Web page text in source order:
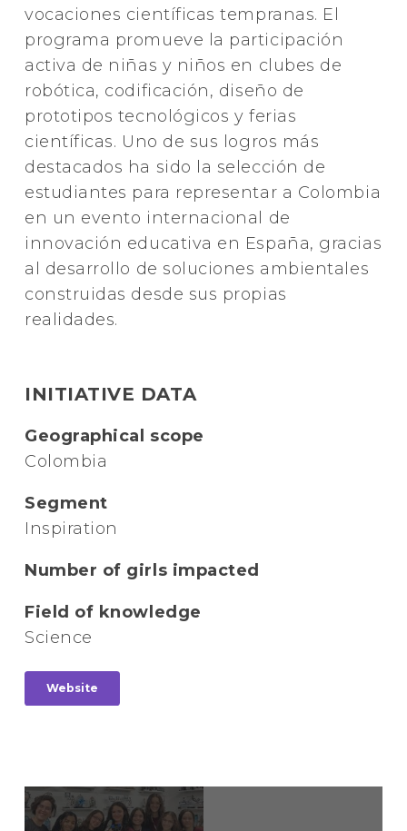
vocaciones científicas tempranas. El
programa promueve la participación
activa de niñas y niños en clubes de
robótica, codificación, diseño de
prototipos tecnológicos y ferias
científicas. Uno de sus logros más
destacados ha sido la selección de
estudiantes para representar a Colombia
en un evento internacional de
innovación educativa en España, gracias
al desarrollo de soluciones ambientales
construidas desde sus propias
realidades.
INITIATIVE DATA
Geographical scope
Colombia
Segment
Inspiration
Number of girls impacted
Field of knowledge
Science
Website